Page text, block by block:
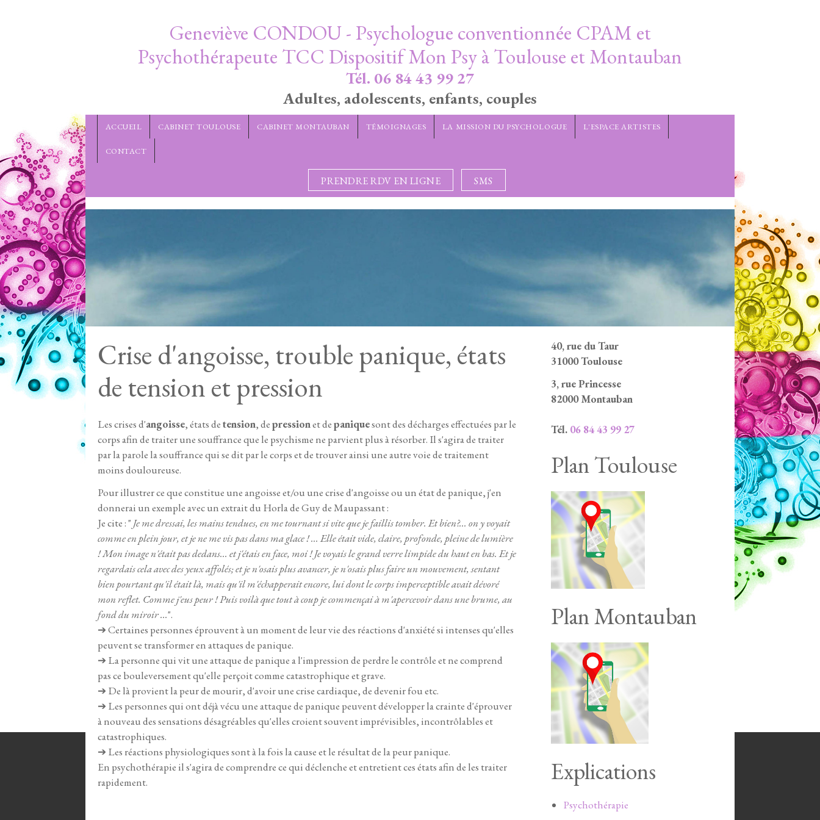
Geneviève CONDOU - Psychologue conventionnée CPAM et
Psychothérapeute TCC Dispositif Mon Psy à Toulouse et Montauban
Tél. 06 84 43 99 27
Adultes, adolescents, enfants, couples
ACCUEIL CABINET TOULOUSE CABINET MONTAUBAN TÉMOIGNAGES LA MISSION DU PSYCHOLOGUE L'ESPACE ARTISTES
CONTACT
PRENDRE RDV EN LIGNE SMS
Crise d'angoisse, trouble panique, états
de tension et pression
Les crises d'angoisse, états detension, depressionet depaniquesont des décharges effectuées par le
corps afin de traiter une souffrance que le psychisme ne parvient plus à résorber. Il s'agira de traiter
par la parole la souffrance qui se dit par le corps et de trouver ainsi une autre voie de traitement
moins douloureuse.
Pour illustrer ce que constitue une angoisse et/ou une crise d'angoisse ou un état de panique, j'en
donnerai un exemple avec un extrait du Horla de Guy de Maupassant :
Je cite : " Je me dressai, les mains tendues, en me tournant si vite que je faillis tomber. Et bien?... on y voyait
comme en plein jour, et je ne me vis pas dans ma glace ! ... Elle était vide, claire, profonde, pleine de lumière
! Mon image n'était pas dedans... et j'étais en face, moi ! Je voyais le grand verre limpide du haut en bas. Et je
regardais cela avec des yeux affolés; et je n'osais plus avancer, je n'osais plus faire un mouvement, sentant
bien pourtant qu'il était là, mais qu'il m'échapperait encore, lui dont le corps imperceptible avait dévoré
mon reflet. Comme j'eus peur ! Puis voilà que tout à coup je commençai à m'apercevoir dans une brume, au
fond du miroir ...".
➔Certaines personnes éprouvent à un moment de leur vie des réactions d'anxiété si intenses qu'elles
peuvent se transformer en attaques de panique.
➔La personne qui vit une attaque de panique a l'impression de perdre le contrôle et ne comprend
pas ce bouleversement qu'elle perçoit comme catastrophique et grave.
➔De là provient la peur de mourir, d'avoir une crise cardiaque, de devenir fou etc.
➔Les personnes qui ont déjà vécu une attaque de panique peuvent développer la crainte d'éprouver
à nouveau des sensations désagréables qu'elles croient souvent imprévisibles, incontrôlables et
catastrophiques.
➔Les réactions physiologiques sont à la fois la cause et le résultat de la peur panique.
En psychothérapie il s'agira de comprendre ce qui déclenche et entretient ces états afin de les traiter
rapidement.
40, rue du Taur
31000 Toulouse
3, rue Princesse
82000 Montauban
Tél. 06 84 43 99 27
Plan Toulouse
Plan Montauban
Explications
Psychothérapie